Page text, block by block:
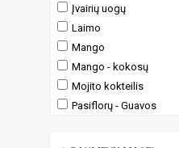
Įvairių uogų
Laimo
Mango
Mango - kokosų
Mojito kokteilis
Pasiflorų - Guavos